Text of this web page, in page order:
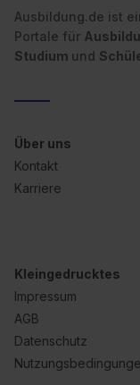
Ausbildung.de ist
Portale für
Studium und
Über uns
Kontakt
Karriere
Kleingedrucktes
Impressum
AGB
Datenschutz